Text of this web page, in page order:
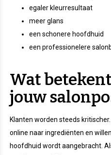
egaler kleurresultaat
meer glans
een schonere hoofdhuid
een professionelere
Wat
jouw
Klanten worden steeds
online naar ingrediënten en
hoofdhuid wordt aangebracht.